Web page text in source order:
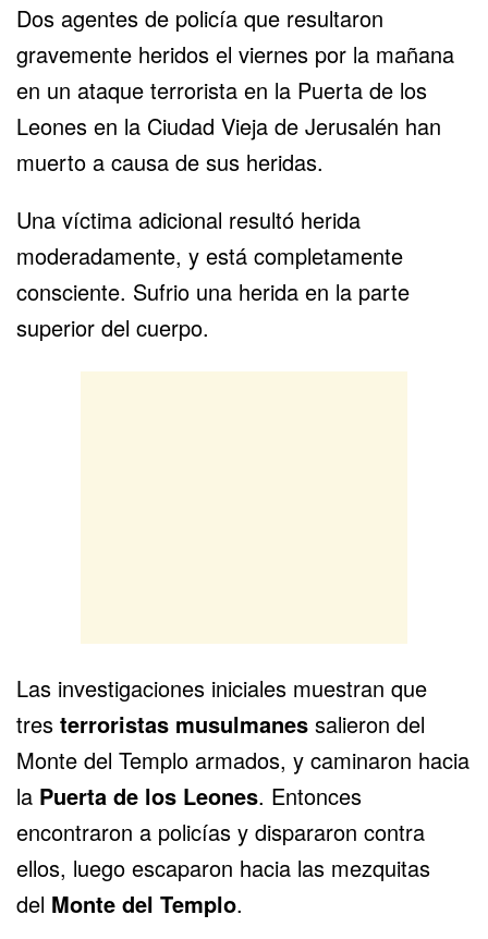
Dos agentes de policía que resultaron
gravemente heridos el viernes por la mañana
en un ataque terrorista en la Puerta de los
Leones en la Ciudad Vieja de Jerusalén han
muerto a causa de sus heridas.
Una víctima adicional resultó herida
moderadamente, y está completamente
consciente. Sufrio una herida en la parte
superior del cuerpo.
Las investigaciones iniciales muestran que
tres terroristas musulmanes salieron del
Monte del Templo armados, y caminaron hacia
la Puerta de los Leones. Entonces
encontraron a policías y dispararon contra
ellos, luego escaparon hacia las mezquitas
del Monte del Templo.